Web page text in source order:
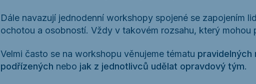
Dále navazují jednodenní workshopy spojené se zapojením
ochotou a osobností. Vždy v takovém rozsahu, který mohou
Velmi často se na workshopu věnujeme tématu pravidelných
podřízených nebo jak z jednotlivců udělat opravdový tým.